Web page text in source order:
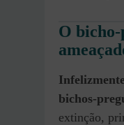
O bicho-
bichos-
extinção,